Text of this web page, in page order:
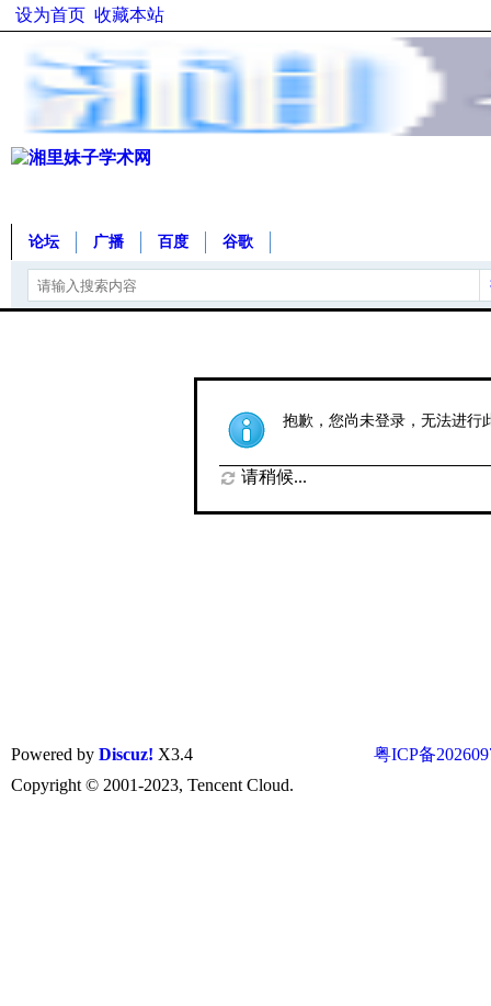
设为首页 收藏本站
论坛 广播 百度 谷歌
抱歉，您尚未登录，无法进行
请稍候...
粤ICP备
Powered by Discuz! X3.4
Copyright © 2001-2023, Tencent Cloud.